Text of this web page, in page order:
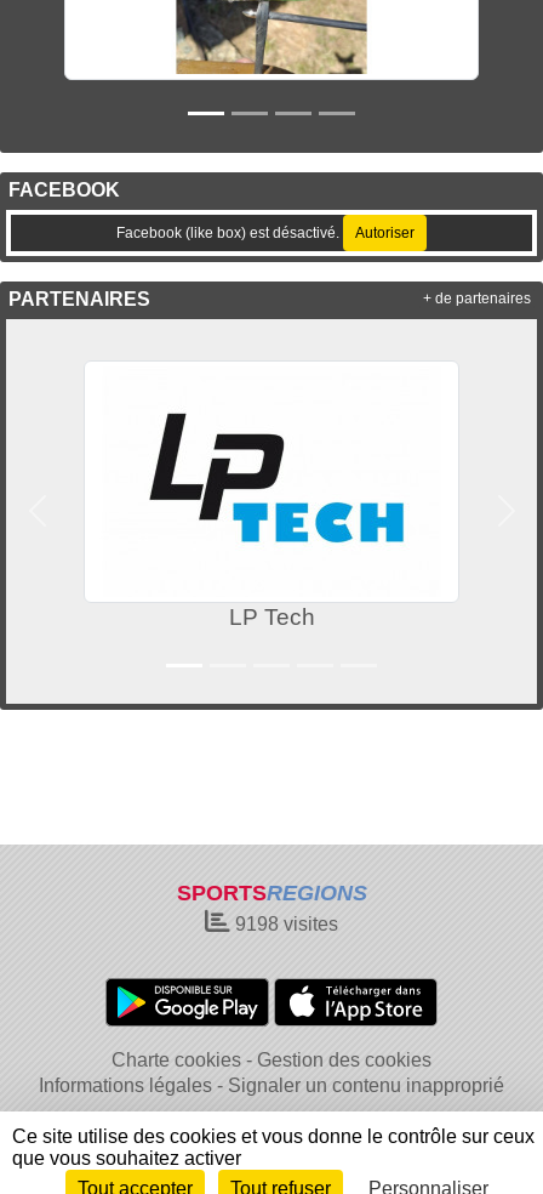
FACEBOOK
Facebook (like box) est désactivé. Autoriser
PARTENAIRES
LP Tech
+ de partenaires
SPORTSREGIONS
9198 visites
Charte cookies
Gestion des cookies
Informations légales
Signaler un contenu inapproprié
Envie de participer ?
Ce site utilise des cookies et vous donne le contrôle sur ceux
que vous souhaitez activer
Tout accepter
Tout refuser Personnaliser